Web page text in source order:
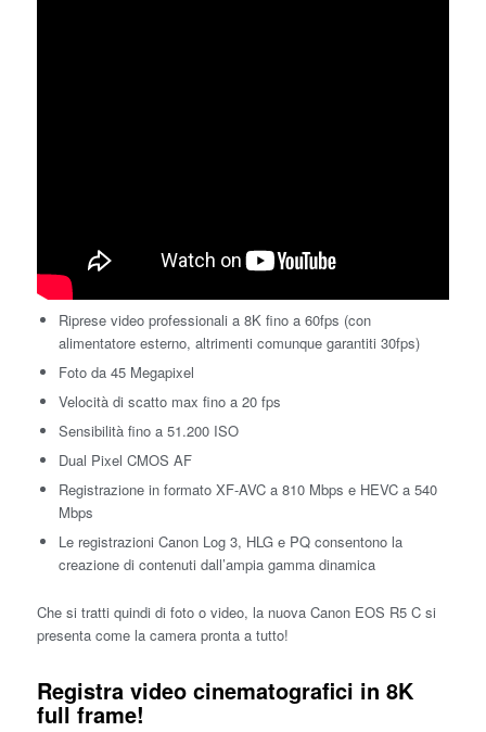
Riprese video professionali a 8K fino a 60fps (con
alimentatore esterno, altrimenti comunque garantiti 30fps)
Foto da 45 Megapixel
Velocità di scatto max fino a 20 fps
Sensibilità fino a 51.200 ISO
Dual Pixel CMOS AF
Registrazione in formato XF-AVC a 810 Mbps e HEVC a 540
Mbps
Le registrazioni Canon Log 3, HLG e PQ consentono la
creazione di contenuti dall’ampia gamma dinamica
Che si tratti quindi di foto o video, la nuova Canon EOS R5 C si
presenta come la camera pronta a tutto!
Registra video cinematografici in 8K
full frame!